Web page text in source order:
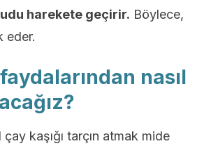
harekete geçirir. Böylece,
eder.
faydalarından nasıl
çay kaşığı tarçın atmak mide